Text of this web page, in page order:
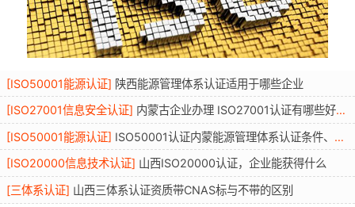
[ISO50001能源认证] 陕西能源管理体系认证适用于哪些企业
[ISO27001信息安全认证] 内蒙古企业办理 ISO27001认证有哪些好处？条件资料流程年审全解读
[ISO50001能源认证] ISO50001认证内蒙能源管理体系认证条件、适用行业、流程与优势
[ISO20000信息技术认证] 山西ISO20000认证，企业能获得什么
[三体系认证] 山西三体系认证资质带CNAS标与不带的区别